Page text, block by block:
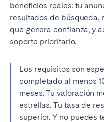
beneficios reales: tu
resultados de búsqueda,
que genera confianza, y
soporte prioritario.
Los requisitos son
completado al menos
meses. Tu valoración
estrellas. Tu tasa de
superior. Y no puedes